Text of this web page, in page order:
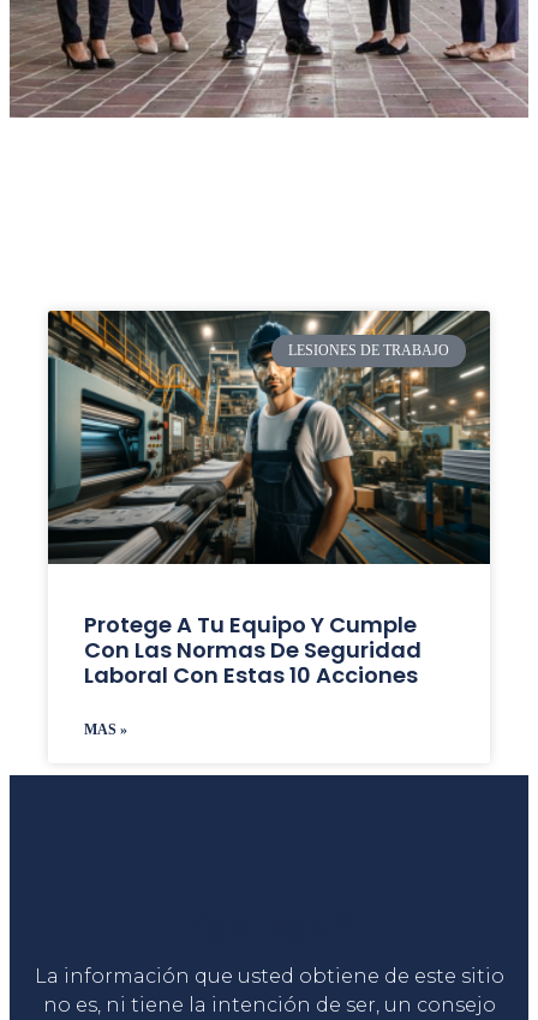
LESIONES DE TRABAJO
Protege A Tu Equipo Y Cumple
Con Las Normas De Seguridad
Laboral Con Estas 10 Acciones
MAS »
La información que usted obtiene de este sitio
no es, ni tiene la intención de ser, un consejo